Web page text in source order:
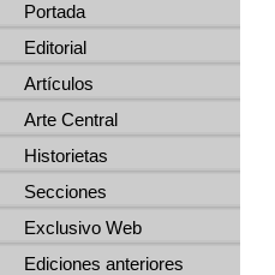
Portada
Editorial
Artículos
Arte Central
Historietas
Secciones
Exclusivo Web
Ediciones anteriores